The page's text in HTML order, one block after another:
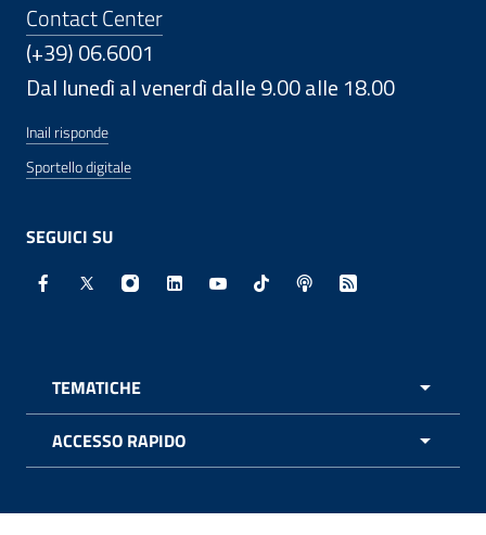
Contact Center
(+39) 06.6001
Dal lunedì al venerdì dalle 9.00 alle 18.00
Inail risponde
Sportello digitale
SEGUICI SU
Facebook - Sito esterno - Apertura in nuova finestra
X - Sito esterno - Apertura in nuova finestra
Instagram - Sito esterno - Apertura in
Linkedin - Sito esterno - Apertura in
Youtube - Sito esterno -
TikTok - Sito esterno -
Spreaker - Sito
Feed RSS -
TEMATICHE
ACCESSO RAPIDO